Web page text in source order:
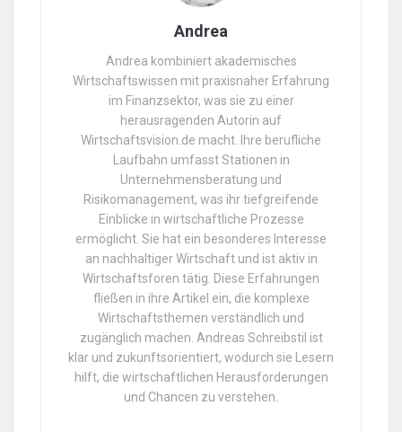
Andrea
Andrea kombiniert akademisches
Wirtschaftswissen mit praxisnaher Erfahrung
im Finanzsektor, was sie zu einer
herausragenden Autorin auf
Wirtschaftsvision.de macht. Ihre berufliche
Laufbahn umfasst Stationen in
Unternehmensberatung und
Risikomanagement, was ihr tiefgreifende
Einblicke in wirtschaftliche Prozesse
ermöglicht. Sie hat ein besonderes Interesse
an nachhaltiger Wirtschaft und ist aktiv in
Wirtschaftsforen tätig. Diese Erfahrungen
fließen in ihre Artikel ein, die komplexe
Wirtschaftsthemen verständlich und
zugänglich machen. Andreas Schreibstil ist
klar und zukunftsorientiert, wodurch sie Lesern
hilft, die wirtschaftlichen Herausforderungen
und Chancen zu verstehen.